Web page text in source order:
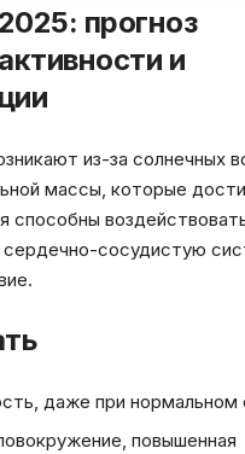
прогноз
и
из-за солнечных
массы, которые
способны
сосудистую
даже при нормальном
повышенная